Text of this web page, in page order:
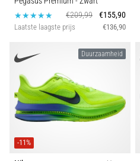
€209,99
€155,90
Laatste laagste prijs €136,90
Duurzaamheid
-11%